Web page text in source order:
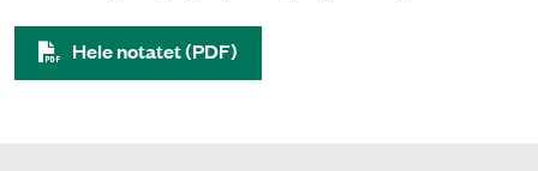
Hele notatet (PDF)